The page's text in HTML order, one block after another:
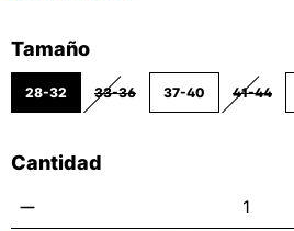
Seleccione
Tamaño
28-32 33-36
(ESTA OPCIÓN NO ESTÁ
37-40 41-44
Cantidad
Cantidad del producto: